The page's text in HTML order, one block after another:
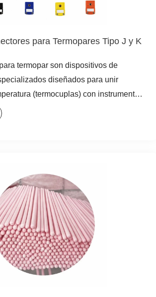
para Termopares Tipo J y K
termopar son dispositivos de
diseñados para unir
(termocuplas) con instrumentos
o cables de extensión. Su
es proporcionar una conexión rápida,
termopar correspondiente
para el Tipo J y Chromel/Alumel para
de materiales es
evitar la generación de fuerzas
parásitas en los puntos de unión,
que la lectura de temperatura sea
errores por gradientes térmicos en el